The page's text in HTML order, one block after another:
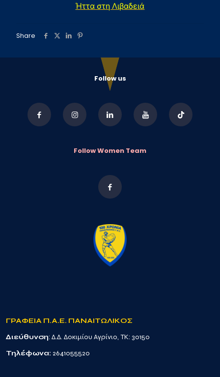
Ήττα στη Λιβαδειά
Share
Follow us
Follow Women Team
ΓΡΑΦΕΙΑ Π.Α.Ε. ΠΑΝΑΙΤΩΛΙΚΟΣ
Διεύθυνση: Δ.Δ. Δοκιμίου Αγρίνιο, TK: 30150
Τηλέφωνα: 2641055520